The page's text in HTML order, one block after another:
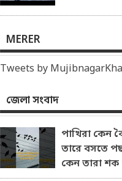
MERER
Tweets by
জেলা সংবাদ
পাখিরা কেন
তারে বসতে
কেন তারা শক